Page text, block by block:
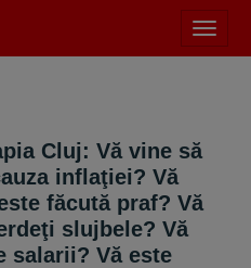
meniu
Cluj: Vă vine să
inflaţiei? Vă
făcută praf? Vă
slujbele? Vă
salarii? Vă este